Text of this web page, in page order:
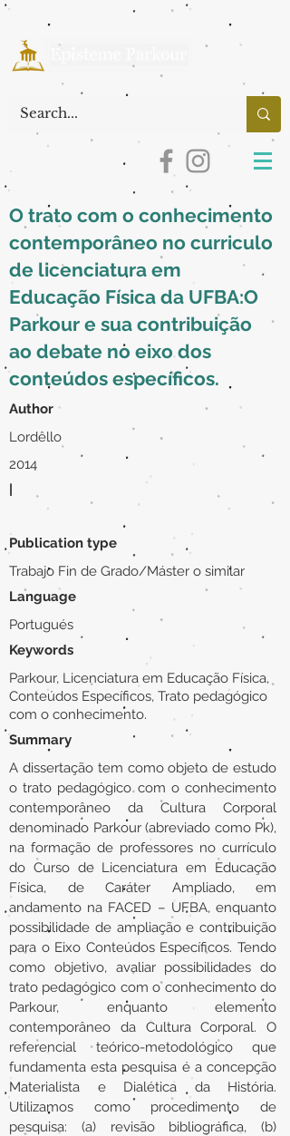
O trato com o conhecimento
contemporâneo no curriculo
de licenciatura em
Educação Física da UFBA:O
Parkour e sua contribuição
ao debate no eixo dos
conteúdos específicos.
Author
Lordêllo
2014
|
Publication type
Trabajo Fin de Grado/Máster o similar
Language
Portugués
Keywords
Parkour, Licenciatura em Educação Física,
Conteúdos Específicos, Trato pedagógico
com o conhecimento.
Summary
A dissertação tem como objeto de estudo
o trato pedagógico com o conhecimento
contemporâneo da Cultura Corporal
denominado Parkour (abreviado como Pk),
na formação de professores no currículo
do Curso de Licenciatura em Educação
Física, de Caráter Ampliado, em
andamento na FACED – UFBA, enquanto
possibilidade de ampliação e contribuição
para o Eixo Conteúdos Específicos. Tendo
como objetivo, avaliar possibilidades do
trato pedagógico com o conhecimento do
Parkour, enquanto elemento
contemporâneo da Cultura Corporal. O
referencial teórico-metodológico que
fundamenta esta pesquisa é a concepção
Materialista e Dialética da História.
Utilizamos como procedimento de
pesquisa: (a) revisão bibliográfica, (b)